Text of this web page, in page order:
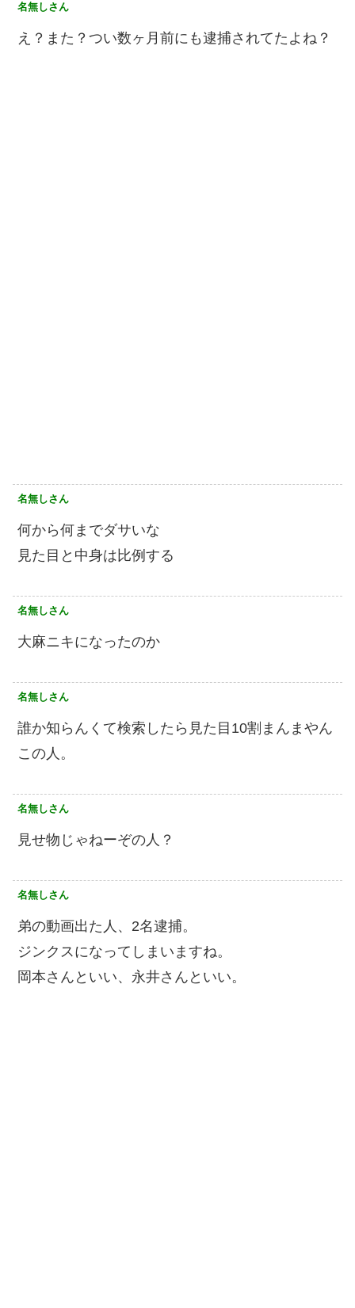
名無しさん
え？また？つい数ヶ月前にも逮捕されてたよね？
名無しさん
何から何までダサいな
見た目と中身は比例する
名無しさん
大麻ニキになったのか
名無しさん
誰か知らんくて検索したら見た目10割まんまやん
この人。
名無しさん
見せ物じゃねーぞの人？
名無しさん
弟の動画出た人、2名逮捕。
ジンクスになってしまいますね。
岡本さんといい、永井さんといい。